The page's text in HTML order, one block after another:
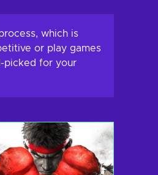
which is
or play games
picked for your